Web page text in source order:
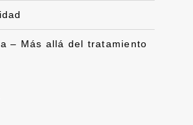
– Más allá del tratamiento